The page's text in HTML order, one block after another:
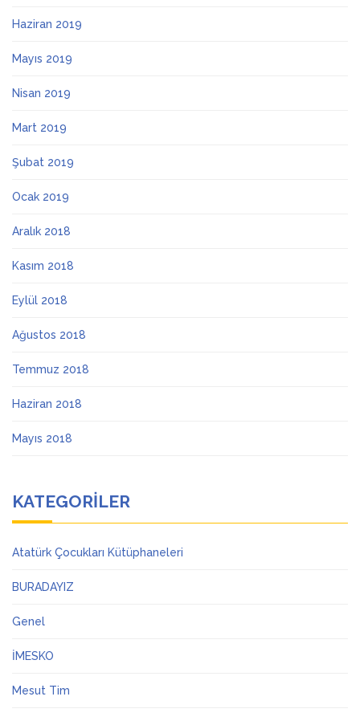
Haziran 2019
Mayıs 2019
Nisan 2019
Mart 2019
Şubat 2019
Ocak 2019
Aralık 2018
Kasım 2018
Eylül 2018
Ağustos 2018
Temmuz 2018
Haziran 2018
Mayıs 2018
KATEGORILER
Atatürk Çocukları Kütüphaneleri
BURADAYIZ
Genel
İMESKO
Mesut Tim